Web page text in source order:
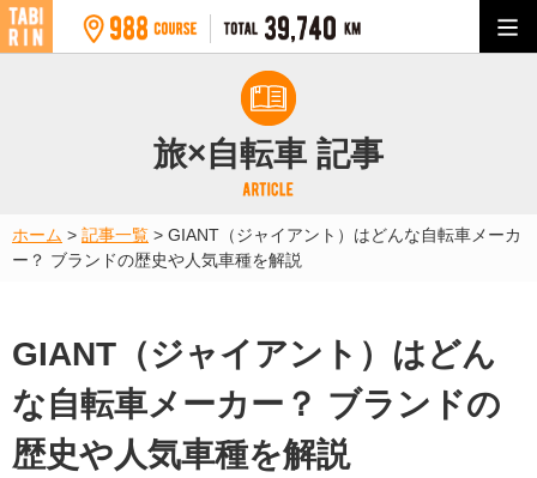
旅×自転車 記事
ホーム > 記事一覧 > GIANT（ジャイアント）はどんな自転車メーカ
ー？ ブランドの歴史や人気車種を解説
GIANT（ジャイアント）はどん
な自転車メーカー？ ブランドの
歴史や人気車種を解説